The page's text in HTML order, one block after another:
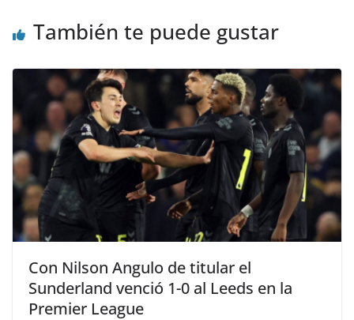
También te puede gustar
Con Nilson Angulo de titular el
Sunderland venció 1-0 al Leeds en la
Premier League